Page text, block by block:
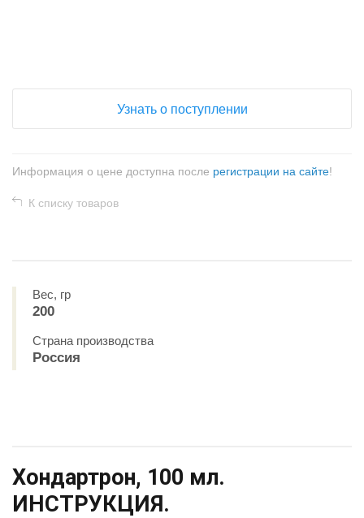
Узнать о поступлении
Информация о цене доступна после регистрации на сайте!
К списку товаров
Вес, гр
200
Страна производства
Россия
Хондартрон, 100 мл.
ИНСТРУКЦИЯ.